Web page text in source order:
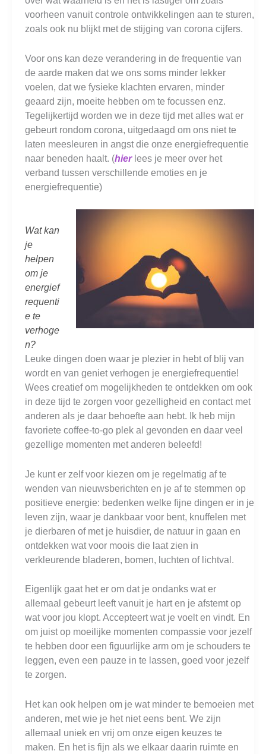
voorheen vanuit controle ontwikkelingen aan te sturen,
zoals ook nu blijkt met de stijging van corona cijfers.
Voor ons kan deze verandering in de frequentie van
de aarde maken dat we ons soms minder lekker
voelen, dat we fysieke klachten ervaren, minder
geaard zijn, moeite hebben om te focussen enz.
Tegelijkertijd worden we in deze tijd met alles wat er
gebeurt rondom corona, uitgedaagd om ons niet te
laten meesleuren in angst die onze energiefrequentie
naar beneden haalt. (hier lees je meer over het
verband tussen verschillende emoties en je
energiefrequentie)
Wat kan
je
helpen
om je
energief
requenti
e te
verhoge
n?
Leuke dingen doen waar je plezier in hebt of blij van
wordt en van geniet verhogen je energiefrequentie!
Wees creatief om mogelijkheden te ontdekken om ook
in deze tijd te zorgen voor gezelligheid en contact met
anderen als je daar behoefte aan hebt. Ik heb mijn
favoriete coffee-to-go plek al gevonden en daar veel
gezellige momenten met anderen beleefd!
Je kunt er zelf voor kiezen om je regelmatig af te
wenden van nieuwsberichten en je af te stemmen op
positieve energie: bedenken welke fijne dingen er in je
leven zijn, waar je dankbaar voor bent, knuffelen met
je dierbaren of met je huisdier, de natuur in gaan en
ontdekken wat voor moois die laat zien in
verkleurende bladeren, bomen, luchten of lichtval.
Eigenlijk gaat het er om dat je ondanks wat er
allemaal gebeurt leeft vanuit je hart en je afstemt op
wat voor jou klopt. Accepteert wat je voelt en vindt. En
om juist op moeilijke momenten compassie voor jezelf
te hebben door een figuurlijke arm om je schouders te
leggen, even een pauze in te lassen, goed voor jezelf
te zorgen.
Het kan ook helpen om je wat minder te bemoeien met
anderen, met wie je het niet eens bent. We zijn
allemaal uniek en vrij om onze eigen keuzes te
maken. En het is fijn als we elkaar daarin ruimte en